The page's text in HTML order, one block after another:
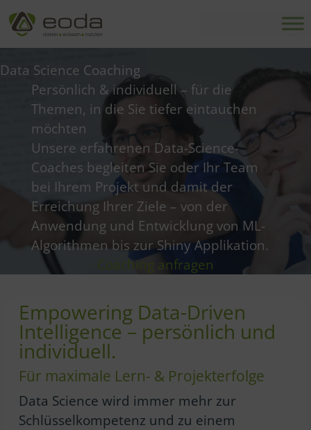
Zum
Inhalt
springen
Data Science Coaching
Persönlich & individuell – für die
Themen, in die Sie tiefer eintauchen
möchten
Unsere erfahrenen Data-Science-
Coaches begleiten Sie oder Ihr Team
bei Ihrem Projekt und damit der
Erreichung Ihrer Ziele – von der
Anwendung und Entwicklung von ML-
Algorithmen bis zur Shiny Applikation.
Coaching anfragen
Empowering Data-Driven
Intelligence – persönlich und
individuell.
Für maximale Lern- & Projekterfolge
Data Science wird immer mehr zur
Schlüsselkompetenz und zu einem